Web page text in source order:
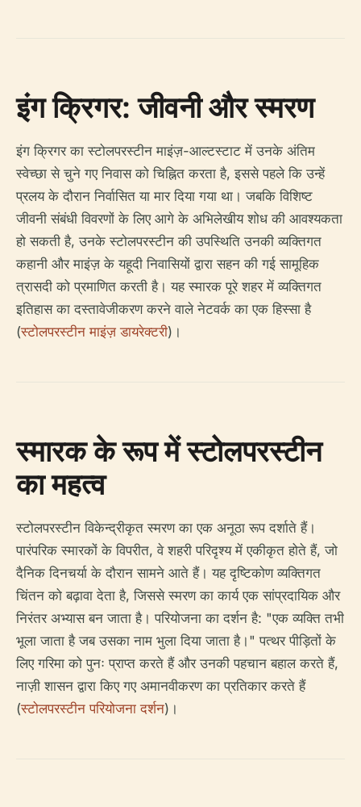
इंग क्रिगर: जीवनी और स्मरण
इंग क्रिगर का स्टोलपरस्टीन माइंज़-आल्टस्टाट में उनके अंतिम
स्वेच्छा से चुने गए निवास को चिह्नित करता है, इससे पहले कि उन्हें
प्रलय के दौरान निर्वासित या मार दिया गया था। जबकि विशिष्ट
जीवनी संबंधी विवरणों के लिए आगे के अभिलेखीय शोध की आवश्यकता
हो सकती है, उनके स्टोलपरस्टीन की उपस्थिति उनकी व्यक्तिगत
कहानी और माइंज़ के यहूदी निवासियों द्वारा सहन की गई सामूहिक
त्रासदी को प्रमाणित करती है। यह स्मारक पूरे शहर में व्यक्तिगत
इतिहास का दस्तावेजीकरण करने वाले नेटवर्क का एक हिस्सा है
(स्टोलपरस्टीन माइंज़ डायरेक्टरी)।
स्मारक के रूप में स्टोलपरस्टीन
का महत्व
स्टोलपरस्टीन विकेन्द्रीकृत स्मरण का एक अनूठा रूप दर्शाते हैं।
पारंपरिक स्मारकों के विपरीत, वे शहरी परिदृश्य में एकीकृत होते हैं, जो
दैनिक दिनचर्या के दौरान सामने आते हैं। यह दृष्टिकोण व्यक्तिगत
चिंतन को बढ़ावा देता है, जिससे स्मरण का कार्य एक सांप्रदायिक और
निरंतर अभ्यास बन जाता है। परियोजना का दर्शन है: "एक व्यक्ति तभी
भूला जाता है जब उसका नाम भुला दिया जाता है।" पत्थर पीड़ितों के
लिए गरिमा को पुनः प्राप्त करते हैं और उनकी पहचान बहाल करते हैं,
नाज़ी शासन द्वारा किए गए अमानवीकरण का प्रतिकार करते हैं
(स्टोलपरस्टीन परियोजना दर्शन)।